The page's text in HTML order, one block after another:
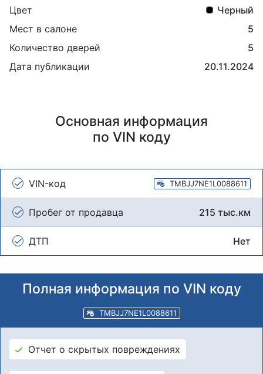
Цвет
Черный
Мест в салоне
5
Количество дверей
5
Дата публикации
20.11.2024
Основная информация
по VIN коду
VIN-код TMBJJ7NE1L0088611
Пробег от продавца 215 тыс.км
ДТП Нет
Полная информация по VIN коду
TMBJJ7NE1L0088611
Отчет о скрытых повреждениях